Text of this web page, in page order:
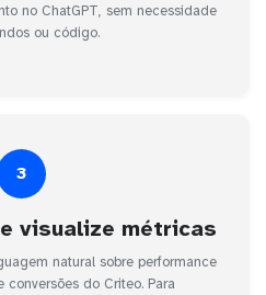
no ChatGPT, sem necessidade
ou código.
3
visualize métricas
natural sobre performance
conversões do Criteo. Para